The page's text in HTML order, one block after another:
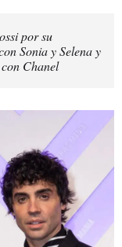
por su
Sonia y Selena y
Chanel